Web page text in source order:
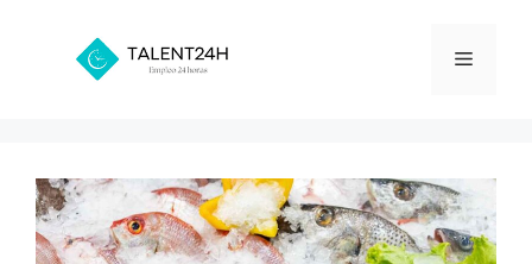
contenido
Menú